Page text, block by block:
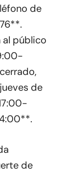
de
al público
de
de